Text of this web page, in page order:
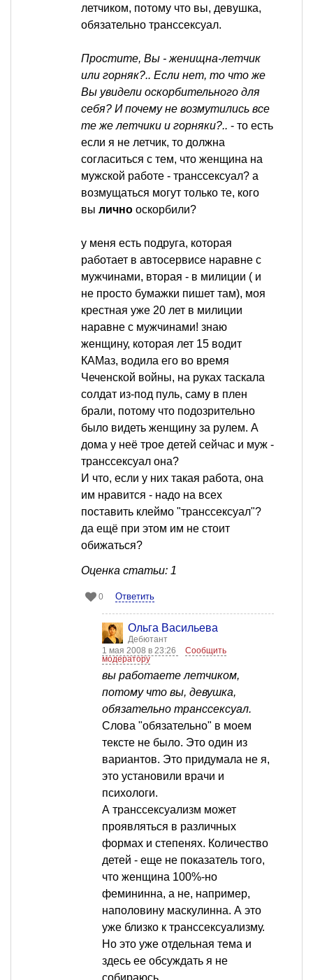
летчиком, потому что вы, девушка,
обязательно транссексуал.
Простите, Вы - женищна-летчик
или горняк?.. Если нет, то что же
Вы увидели оскорбительного для
себя? И почему не возмутились все
те же летчики и горняки?.. - то есть
если я не летчик, то должна
согласиться с тем, что женщина на
мужской работе - транссексуал? а
возмущаться могут только те, кого
вы лично оскорбили?
у меня есть подруга, которая
работает в автосервисе наравне с
мужчинами, вторая - в милиции ( и
не просто бумажки пишет там), моя
крестная уже 20 лет в милиции
наравне с мужчинами! знаю
женщину, которая лет 15 водит
КАМаз, водила его во время
Чеченской войны, на руках таскала
солдат из-под пуль, саму в плен
брали, потому что подозрительно
было видеть женщину за рулем. А
дома у неё трое детей сейчас и муж -
транссексуал она?
И что, если у них такая работа, она
им нравится - надо на всех
поставить клеймо "транссексуал"?
да ещё при этом им не стоит
обижаться?
Оценка статьи: 1
0 Ответить
Ольга Васильева
Дебютант
1 мая 2008 в 23:26
Сообщить
модератору
вы работаете летчиком,
потому что вы, девушка,
обязательно транссексуал.
Слова "обязательно" в моем
тексте не было. Это один из
вариантов. Это придумала не я,
это установили врачи и
психологи.
А транссексуализм может
проявляться в различных
формах и степенях. Количество
детей - еще не показатель того,
что женщина 100%-но
фемининна, а не, например,
наполовину маскулинна. А это
уже близко к транссексуализму.
Но это уже отдельная тема и
здесь ее обсуждать я не
собираюсь.